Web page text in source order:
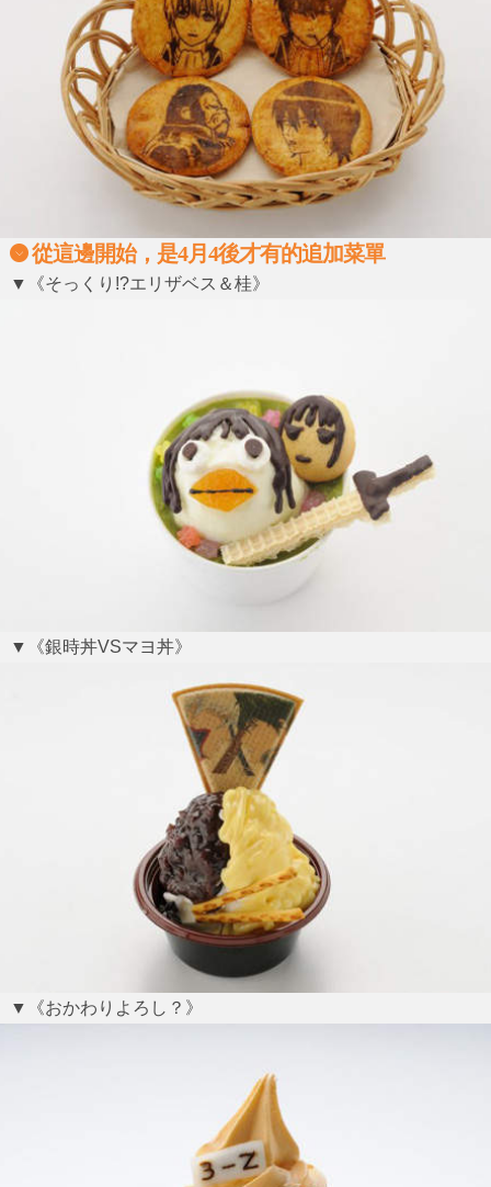
從這邊開始，是4月4後才有的追加菜單
▼《そっくり!?エリザベス＆桂》
▼《銀時丼VSマヨ丼》
▼《おかわりよろし？》